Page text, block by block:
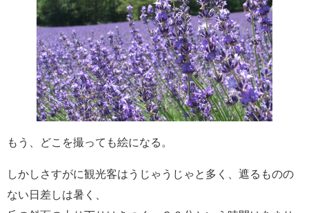
もう、どこを撮っても絵になる。
しかしさすがに観光客はうじゃうじゃと多く、遮るものの
ない日差しは暑く、